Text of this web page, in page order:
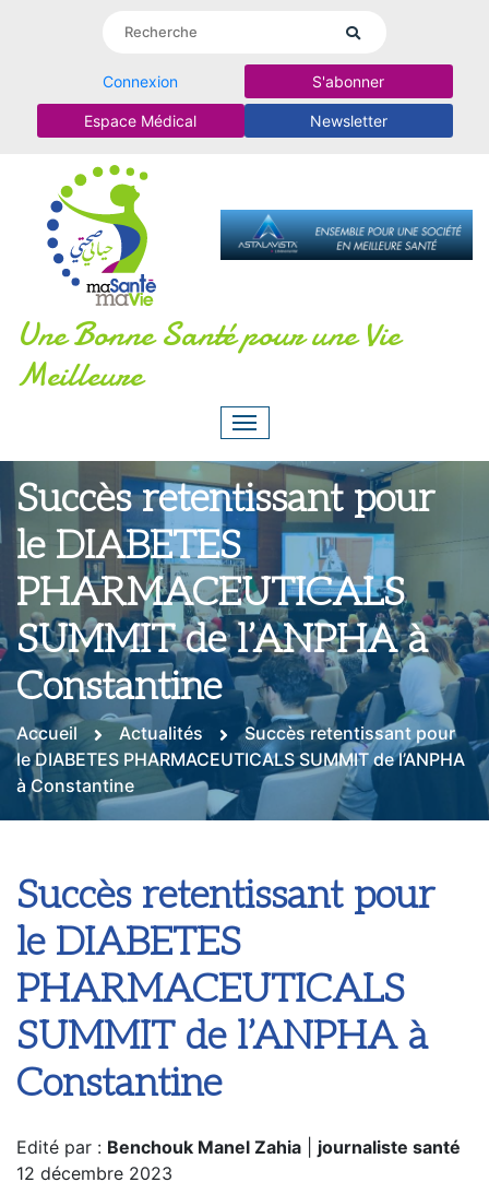
Connexion S'abonner
Espace Médical Newsletter
Une Bonne Santé pour une Vie
Meilleure
Succès retentissant pour
le DIABETES
PHARMACEUTICALS
SUMMIT de l’ANPHA à
Constantine
Accueil Actualités
Succès retentissant pour
le DIABETES PHARMACEUTICALS SUMMIT de l’ANPHA
à Constantine
Succès retentissant pour
le DIABETES
PHARMACEUTICALS
SUMMIT de l’ANPHA à
Constantine
Edité par : Benchouk Manel Zahia
journaliste santé
12 décembre 2023